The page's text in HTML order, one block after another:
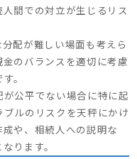
間での対立が生じるリス
配が難しい場面も考えら
のバランスを適切に考慮
。
公平でない場合に特に起
ルのリスクを天秤にかけ
や、相続人への説明な
ります。